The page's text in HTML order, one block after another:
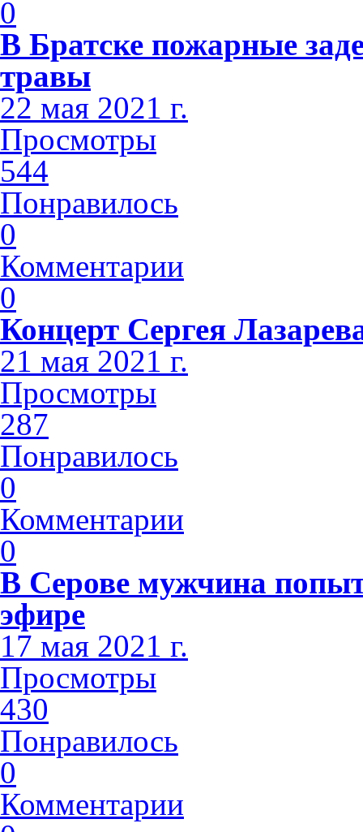
0
В Братске пожарные
травы
22 мая 2021 г.
Просмотры
544
Понравилось
0
Комментарии
0
Концерт Сергея
21 мая 2021 г.
Просмотры
287
Понравилось
0
Комментарии
0
В Серове мужчина
эфире
17 мая 2021 г.
Просмотры
430
Понравилось
0
Комментарии